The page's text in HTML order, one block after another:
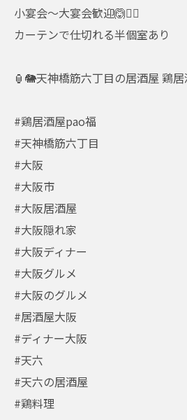
小宴会～大宴会歓迎🙆🙆‍♂️
カーテンで仕切れる半個室あり
🏮🐘天神橋筋六丁目の居酒屋 鶏
#鶏居酒屋pao福
#天神橋筋六丁目
#大阪
#大阪市
#大阪居酒屋
#大阪隠れ家
#大阪ディナー
#大阪グルメ
#大阪のグルメ
#居酒屋大阪
#ディナー大阪
#天六
#天六の居酒屋
#鶏料理